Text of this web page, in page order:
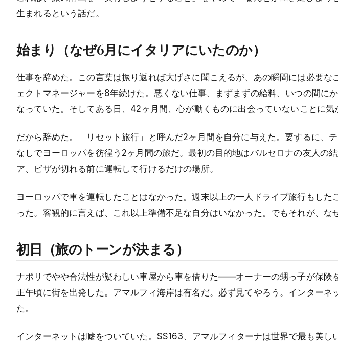
生まれるという話だ。
始まり（なぜ6月にイタリアにいたのか）
仕事を辞めた。この言葉は振り返れば大げさに聞こえるが、あの瞬間には必要な
ェクトマネージャーを8年続けた。悪くない仕事、まずまずの給料、いつの間に
なっていた。そしてある日、42ヶ月間、心が動くものに出会っていないことに気
だから辞めた。「リセット旅行」と呼んだ2ヶ月間を自分に与えた。要するに、
なしでヨーロッパを彷徨う2ヶ月間の旅だ。最初の目的地はバルセロナの友人の
ア、ビザが切れる前に運転して行けるだけの場所。
ヨーロッパで車を運転したことはなかった。週末以上の一人ドライブ旅行もし
った。客観的に言えば、これ以上準備不足な自分はいなかった。でもそれが、な
初日（旅のトーンが決まる）
ナポリでやや合法性が疑わしい車屋から車を借りた——オーナーの甥っ子が保
正午頃に街を出発した。アマルフィ海岸は有名だ。必ず見てやろう。インター
た。
インターネットは嘘をついていた。SS163、アマルフィターナは世界で最も美